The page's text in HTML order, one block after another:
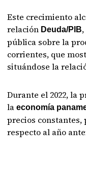
Este crecimiento
relación Deuda/PIB
pública sobre la
corrientes, que
situándose la
Durante el 2022, la
laeconomía
precios constantes,
respecto al año